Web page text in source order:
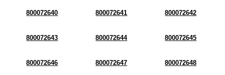
800072640 800072641 800072642
800072643 800072644 800072645
800072646 800072647 800072648